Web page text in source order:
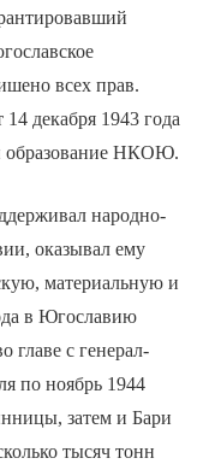
всех прав.
декабря 1943 года
образование НКОЮ.
народно-
оказывал ему
материальную и
в Югославию
главе с генерал-
по ноябрь 1944
затем и Бари
тысяч тонн